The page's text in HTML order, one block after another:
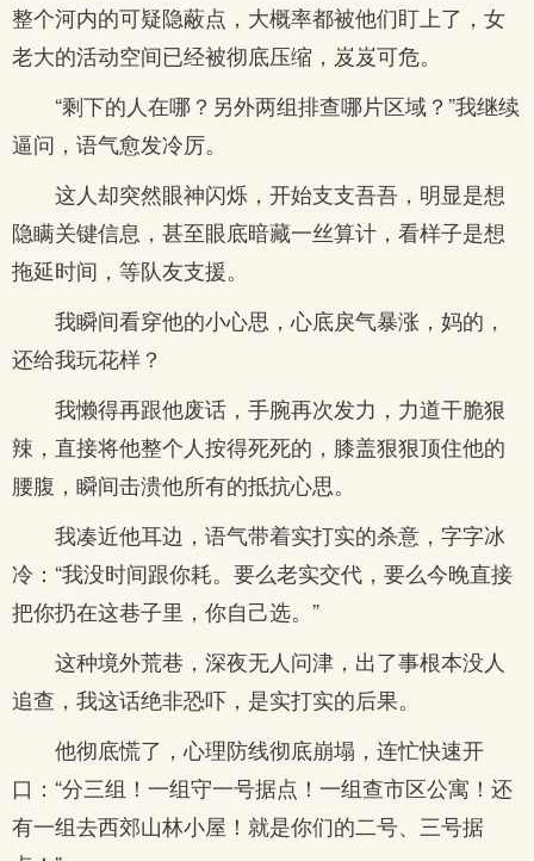
整个河内的可疑隐蔽点，大概率都被他们盯上了，女
老大的活动空间已经被彻底压缩，岌岌可危。
“剩下的人在哪？另外两组排查哪片区域？”我继续
逼问，语气愈发冷厉。
这人却突然眼神闪烁，开始支支吾吾，明显是想
隐瞒关键信息，甚至眼底暗藏一丝算计，看样子是想
拖延时间，等队友支援。
我瞬间看穿他的小心思，心底戾气暴涨，妈的，
还给我玩花样？
我懒得再跟他废话，手腕再次发力，力道干脆狠
辣，直接将他整个人按得死死的，膝盖狠狠顶住他的
腰腹，瞬间击溃他所有的抵抗心思。
我凑近他耳边，语气带着实打实的杀意，字字冰
冷：“我没时间跟你耗。要么老实交代，要么今晚直接
把你扔在这巷子里，你自己选。”
这种境外荒巷，深夜无人问津，出了事根本没人
追查，我这话绝非恐吓，是实打实的后果。
他彻底慌了，心理防线彻底崩塌，连忙快速开
口：“分三组！一组守一号据点！一组查市区公寓！还
有一组去西郊山林小屋！就是你们的二号、三号据